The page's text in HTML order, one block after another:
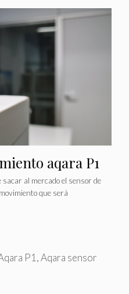
aqara P1
al mercado el sensor de
que será
P1 ,Aqara sensor